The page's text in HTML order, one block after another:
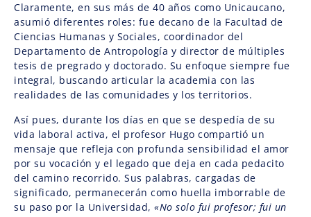
Claramente, en sus más de 40 años como Unicaucano,
asumió diferentes roles: fue decano de la Facultad de
Ciencias Humanas y Sociales, coordinador del
Departamento de Antropología y director de múltiples
tesis de pregrado y doctorado. Su enfoque siempre fue
integral, buscando articular la academia con las
realidades de las comunidades y los territorios.
Así pues, durante los días en que se despedía de su
vida laboral activa, el profesor Hugo compartió un
mensaje que refleja con profunda sensibilidad el amor
por su vocación y el legado que deja en cada pedacito
del camino recorrido. Sus palabras, cargadas de
significado, permanecerán como huella imborrable de
su paso por la Universidad, «No solo fui profesor; fui un